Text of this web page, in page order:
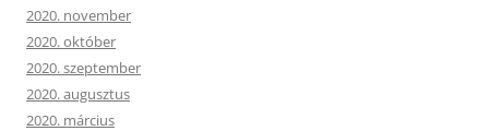
2020. november
2020. október
2020. szeptember
2020. augusztus
2020. március